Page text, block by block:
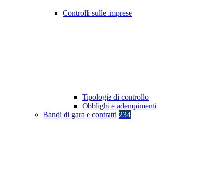
Controlli sulle imprese
Tipologie di controllo
Obblighi e adempimenti
Bandi di gara e contratti 234